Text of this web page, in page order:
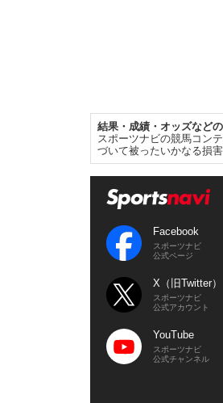
結果・成績・オッズなど
スポーツナビの競馬コン
づいて被ったいかなる損
Facebook
スポーツナビ
公式ページ
X（旧Twitter）
スポーツナビ
公式アカウント
YouTube
スポーツナビ
公式チャンネル